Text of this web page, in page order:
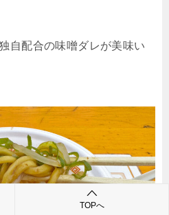
自配合の味噌ダレが美味い
TOPへ